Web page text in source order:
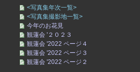
<写真集年次一覧>
<写真集撮影地一覧>
今年のお花見
観蓮会 '２０２３
観蓮会 '2022 ページ４
観蓮会 '2022 ページ３
観蓮会 '2022 ページ２